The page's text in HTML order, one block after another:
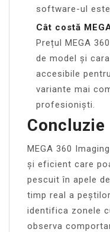
software-ul
Cât costă
Prețul MEGA
de model și
accesibile
variante mai
profesioniști.
Concluzie
MEGA 360
și eficient care
pescuit în apele
timp real a
identifica zonele
observa